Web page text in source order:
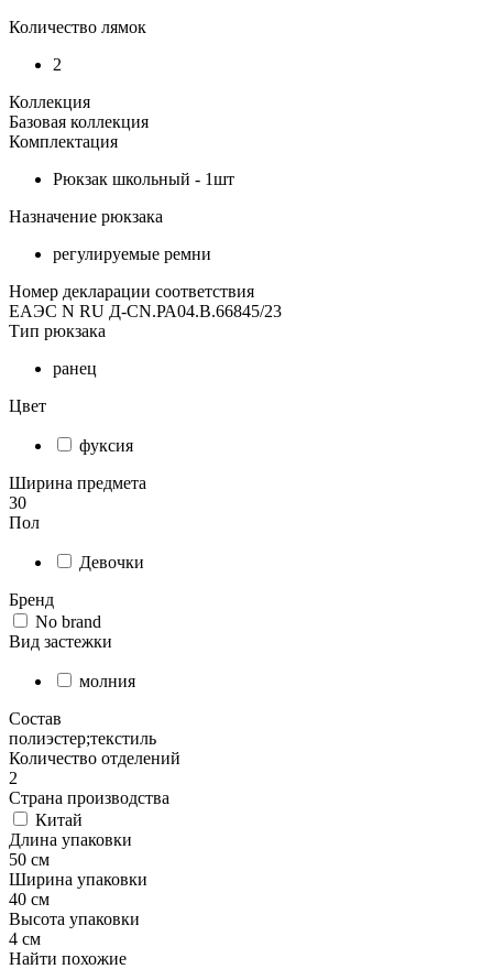
Количество лямок
2
Коллекция
Базовая коллекция
Комплектация
Рюкзак школьный - 1шт
Назначение рюкзака
регулируемые ремни
Номер декларации соответствия
ЕАЭС N RU Д-CN.РА04.В.66845/23
Тип рюкзака
ранец
Цвет
фуксия
Ширина предмета
30
Пол
Девочки
Бренд
No brand
Вид застежки
молния
Состав
полиэстер;текстиль
Количество отделений
2
Страна производства
Китай
Длина упаковки
50 см
Ширина упаковки
40 см
Высота упаковки
4 см
Найти похожие